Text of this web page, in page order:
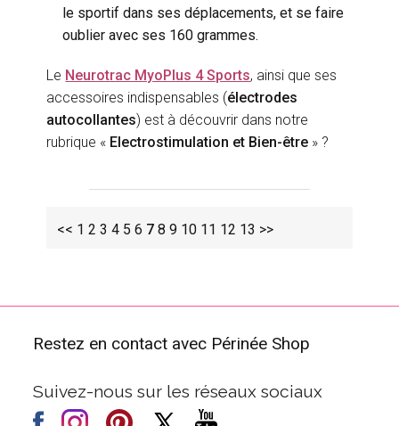
le sportif dans ses déplacements, et se faire
oublier avec ses 160 grammes.
Le Neurotrac MyoPlus 4 Sports, ainsi que ses
accessoires indispensables (électrodes
autocollantes) est à découvrir dans notre
rubrique « Electrostimulation et Bien-être » ?
<< 1 2 3 4 5 6 7 8 9 10 11 12 13 >>
Restez en contact avec Périnée Shop
Suivez-nous sur les réseaux sociaux